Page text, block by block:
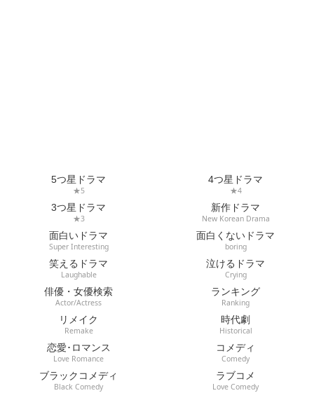
5つ星ドラマ
★5
4つ星ドラマ
★4
3つ星ドラマ
★3
新作ドラマ
New Korean Drama
面白いドラマ
Super Interesting
面白くないドラマ
boring
笑えるドラマ
Laughable
泣けるドラマ
Crying
俳優・女優検索
Actor/Actress
ランキング
Ranking
リメイク
Remake
時代劇
Historical
恋愛･ロマンス
Love Romance
コメディ
Comedy
ブラックコメディ
Black Comedy
ラブコメ
Love Comedy